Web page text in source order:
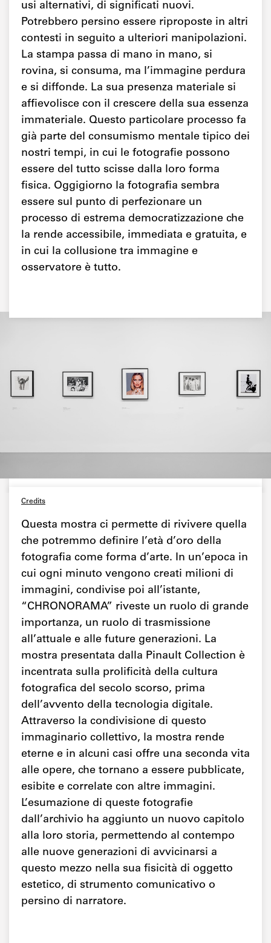
usi alternativi, di significati nuovi.
Potrebbero persino essere riproposte in altri
contesti in seguito a ulteriori manipolazioni.
La stampa passa di mano in mano, si
rovina, si consuma, ma l’immagine perdura
e si diffonde. La sua presenza materiale si
affievolisce con il crescere della sua essenza
immateriale. Questo particolare processo fa
già parte del consumismo mentale tipico dei
nostri tempi, in cui le fotografie possono
essere del tutto scisse dalla loro forma
fisica. Oggigiorno la fotografia sembra
essere sul punto di perfezionare un
processo di estrema democratizzazione che
la rende accessibile, immediata e gratuita, e
in cui la collusione tra immagine e
osservatore è tutto.
Credits
Questa mostra ci permette di rivivere quella
che potremmo definire l’età d’oro della
fotografia come forma d’arte. In un’epoca in
cui ogni minuto vengono creati milioni di
immagini, condivise poi all’istante,
“CHRONORAMA” riveste un ruolo di grande
importanza, un ruolo di trasmissione
all’attuale e alle future generazioni. La
mostra presentata dalla Pinault Collection è
incentrata sulla prolificità della cultura
fotografica del secolo scorso, prima
dell’avvento della tecnologia digitale.
Attraverso la condivisione di questo
immaginario collettivo, la mostra rende
eterne e in alcuni casi offre una seconda vita
alle opere, che tornano a essere pubblicate,
esibite e correlate con altre immagini.
L’esumazione di queste fotografie
dall’archivio ha aggiunto un nuovo capitolo
alla loro storia, permettendo al contempo
alle nuove generazioni di avvicinarsi a
questo mezzo nella sua fisicità di oggetto
estetico, di strumento comunicativo o
persino di narratore.